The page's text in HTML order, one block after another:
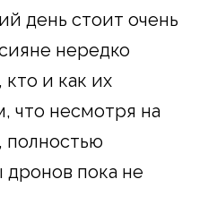
день стоит очень
нередко
и как их
что несмотря на
полностью
пока не